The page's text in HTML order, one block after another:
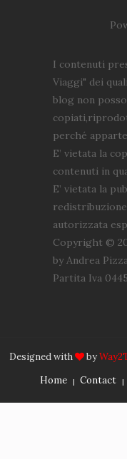
I contenuti
Viaggi" dei
blog non
perché
E’ vietata la
contenuti in
E’ vietata la
autorizzata
Copyright ©
by Andrea
Partita Iva
Designed with by
Home
Contact